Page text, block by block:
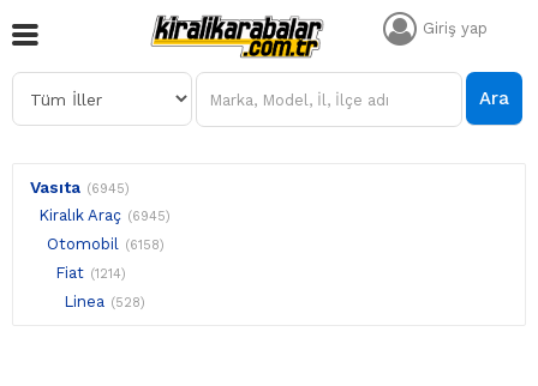
Giriş yap
Ara
Vasıta (6945)
Kiralık Araç (6945)
Otomobil (6158)
Fiat (1214)
Linea (528)